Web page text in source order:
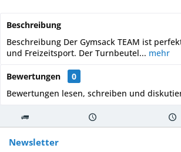
Beschreibung
Beschreibung Der Gymsack TEAM ist
und Freizeitsport. Der Turnbeutel... mehr
Bewertungen
0
Bewertungen lesen, schreiben und
Kostenloser
Versand ab €
250,-
Versand innerhalb von
Newsletter